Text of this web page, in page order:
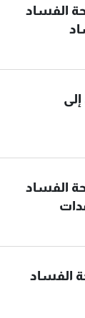
الفساد
الفساد
الفساد